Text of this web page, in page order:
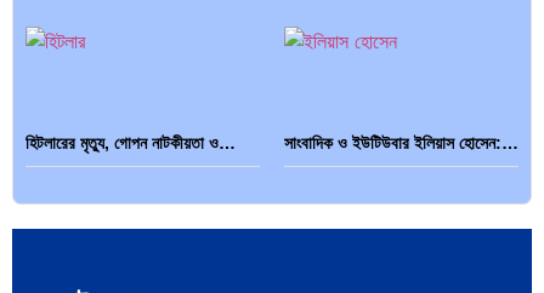
হিটলারের মৃত্যু, গোপন নাটকীয়তা ও… সাংবাদিক ও ইউটিউবার ইলিয়াস হোসেন:…